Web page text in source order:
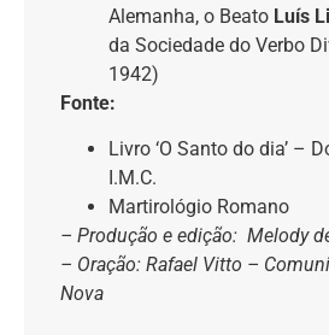
Alemanha, o Beato Luís
da Sociedade do Verbo
1942)
Fonte:
Livro ‘O Santo do dia’ –
I.M.C.
Martirológio Romano
– Produção e edição: Melody
– Oração: Rafael Vitto –
Nova